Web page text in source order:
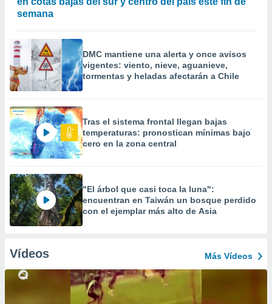
semana
DMC mantiene una alerta y once avisos
vigentes: viento, nieve, aguanieve,
tormentas y heladas afectarán a Chile
Tras el sistema frontal llegan bajas
temperaturas: pronostican mínimas bajo
cero en la zona central
"El árbol que casi toca la luna":
encuentran en Taiwán un bosque perdido
con el ejemplar más alto de Asia
Vídeos Más Vídeos